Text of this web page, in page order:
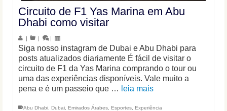
Circuito de F1 Yas Marina em Abu
Dhabi como visitar
| | |
Siga nosso instagram de Dubai e Abu Dhabi para
posts atualizados diariamente É fácil de visitar o
circuito de F1 da Yas Marina comprando o tour ou
uma das experiências disponíveis. Vale muito a
pena e é um passeio que … leia mais
Abu Dhabi Dubai Emirados Árabes Esportes Experiência